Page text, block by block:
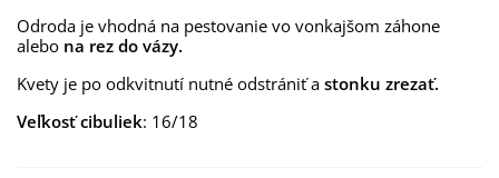
Odroda je vhodná na pestovanie vo vonkajšom záhone
alebo na rez do vázy.
Kvety je po odkvitnutí nutné odstrániť a stonku zrezať.
Veľkosť cibuliek: 16/18